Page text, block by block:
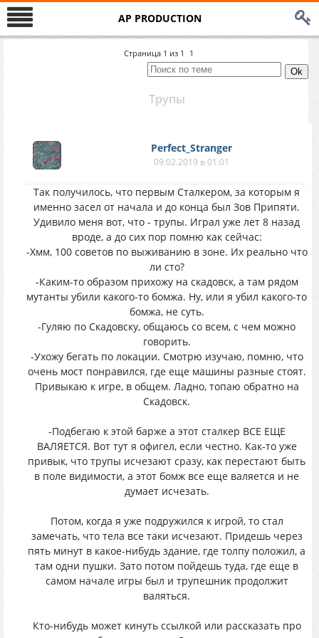
AP PRODUCTION
Страница 1 из 1 1
Трупы
Perfect_Stranger
09.02.2019 в 01:01
Так получилось, что первым Сталкером, за которым я
именно засел от начала и до конца был Зов Припяти.
Удивило меня вот, что - трупы. Играл уже лет 8 назад
вроде, а до сих пор помню как сейчас:
-Хмм, 100 советов по выживанию в зоне. Их реально что
ли сто?
-Каким-то образом прихожу на скадовск, а там рядом
мутанты убили какого-то бомжа. Ну, или я убил какого-то
бомжа, не суть.
-Гуляю по Скадовску, общаюсь со всем, с чем можно
говорить.
-Ухожу бегать по локации. Смотрю изучаю, помню, что
очень мост понравился, где еще машины разные стоят.
Привыкаю к игре, в общем. Ладно, топаю обратно на
Скадовск.
-Подбегаю к этой барже а этот сталкер ВСЕ ЕЩЕ
ВАЛЯЕТСЯ. Вот тут я офигел, если честно. Как-то уже
привык, что трупы исчезают сразу, как перестают быть
в поле видимости, а этот бомж все еще валяется и не
думает исчезать.
Потом, когда я уже подружился к игрой, то стал
замечать, что тела все таки исчезают. Придешь через
пять минут в какое-нибудь здание, где толпу положил, а
там одни пушки. Зато потом пойдешь туда, где еще в
самом начале игры был и трупешник продолжит
валяться.
Кто-нибудь может кинуть ссылкой или рассказать про